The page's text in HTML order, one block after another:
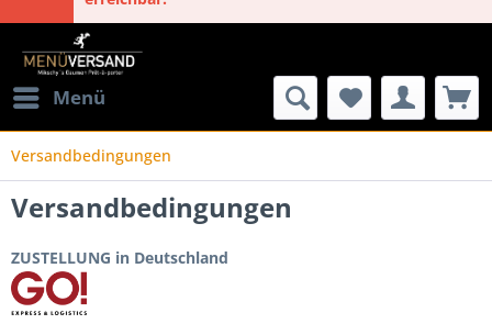
Menü
Versandbedingungen
Versandbedingungen
ZUSTELLUNG in Deutschland